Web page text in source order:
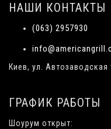
НАШИ КОНТАКТЫ
(063) 2957930
Киев, ул. Автозаводская
ГРАФИК РАБОТЫ
Шоурум открыт: